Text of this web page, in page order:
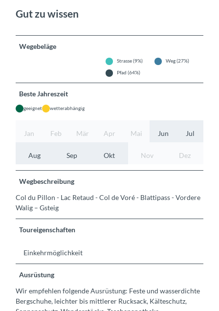
Gut zu wissen
Wegebeläge
Strasse (9%)
Weg (27%)
Pfad (64%)
Beste Jahreszeit
geeignet wetterabhängig
Jan Feb Mär Apr Mai Jun Jul
Aug Sep Okt Nov Dez
Wegbeschreibung
Col du Pillon - Lac Retaud - Col de Voré - Blattipass - Vordere
Walig – Gsteig
Toureigenschaften
Einkehrmöglichkeit
Ausrüstung
Wir empfehlen folgende Ausrüstung: Feste und wasserdichte
Bergschuhe, leichter bis mittlerer Rucksack, Kälteschutz,